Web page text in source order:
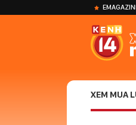
XEM MUA